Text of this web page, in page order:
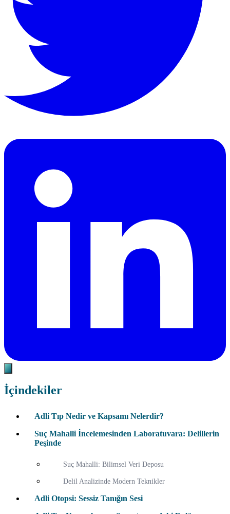
İçindekiler
Adli Tıp Nedir ve Kapsamı Nelerdir?
Suç Mahalli İncelemesinden Laboratuvara: Delillerin
Peşinde
Suç Mahalli: Bilimsel Veri Deposu
Delil Analizinde Modern Teknikler
Adli Otopsi: Sessiz Tanığın Sesi